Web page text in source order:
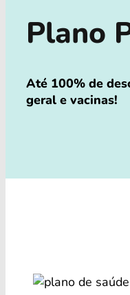
Plano
Até 100% de
geral e vacinas!